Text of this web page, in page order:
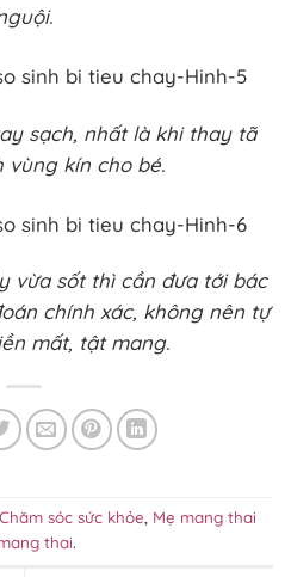
sạch, nhất là khi thay tã
vùng kín cho bé.
vừa sốt thì cần đưa tới bác
chính xác, không nên tự
mất, tật mang.
Chăm sóc sức khỏe, Mẹ mang thai
thai.